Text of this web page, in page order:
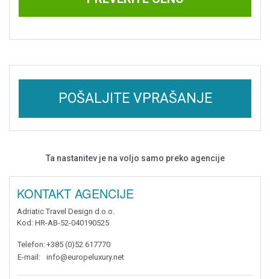
POŠALJITE VPRAŠANJE
Ta nastanitev je na voljo samo preko agencije
KONTAKT AGENCIJE
Adriatic Travel Design d.o.o.
Kod : HR-AB-52-040190525
Telefon:+385 (0)52 617770
E-mail : info@europeluxury.net